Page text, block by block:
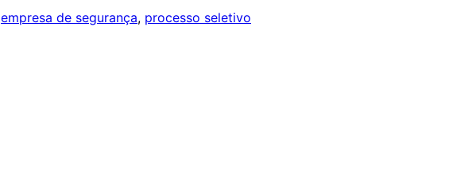
empresa de segurança, processo seletivo